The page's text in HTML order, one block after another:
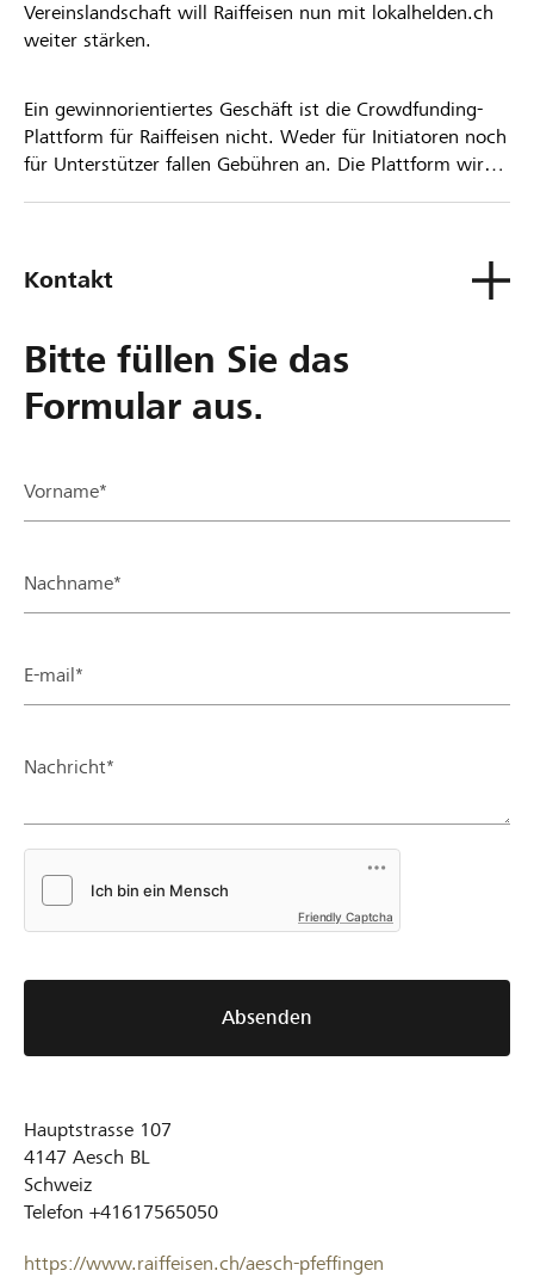
Vereinslandschaft will Raiffeisen nun mit lokalhelden.ch
weiter stärken.
Ein gewinnorientiertes Geschäft ist die Crowdfunding-
Plattform für Raiffeisen nicht. Weder für Initiatoren noch
für Unterstützer fallen Gebühren an. Die Plattform wird
Kontakt
Bitte füllen Sie das
Formular aus.
Vorname*
Nachname*
E-mail*
Nachricht*
Friendly Captcha
Absenden
Hauptstrasse 107
4147 Aesch BL
Schweiz
Telefon +41617565050
https://www.raiffeisen.ch/aesch-pfeffingen